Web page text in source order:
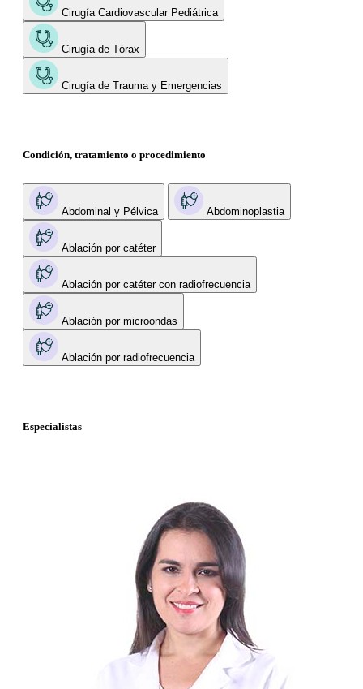
Cirugía Cardiovascular Pediátrica
Cirugía de Tórax
Cirugía de Trauma y Emergencias
Condición, tratamiento o procedimiento
Abdominal y Pélvica Abdominoplastia
Ablación por catéter
Ablación por catéter con radiofrecuencia
Ablación por microondas
Ablación por radiofrecuencia
Especialistas